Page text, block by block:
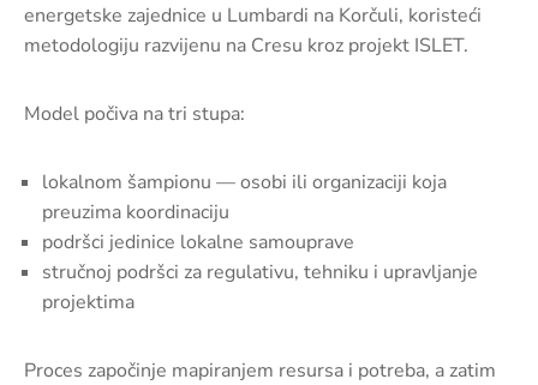
energetske zajednice u Lumbardi na Korčuli, koristeći
metodologiju razvijenu na Cresu kroz projekt ISLET.
Model počiva na tri stupa:
lokalnom šampionu — osobi ili organizaciji koja
preuzima koordinaciju
podršci jedinice lokalne samouprave
stručnoj podršci za regulativu, tehniku i upravljanje
projektima
Proces započinje mapiranjem resursa i potreba, a zatim